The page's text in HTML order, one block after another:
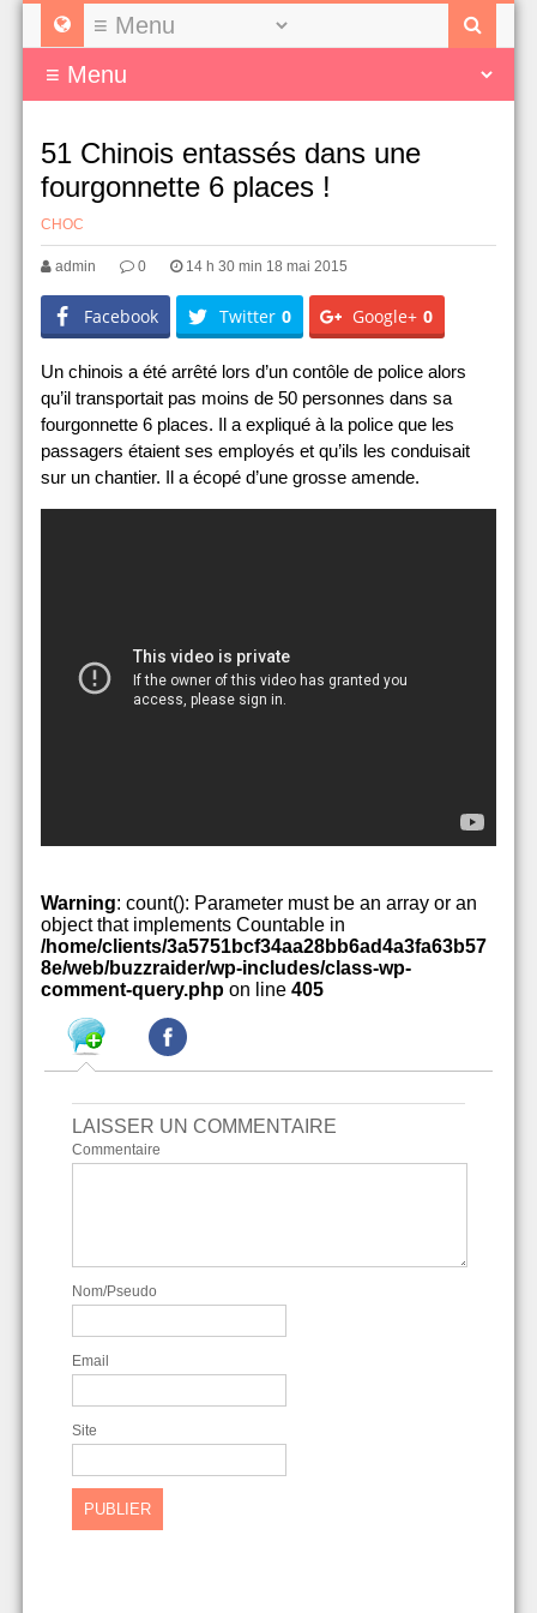
51 Chinois entassés dans une
fourgonnette 6 places !
CHOC
admin 0 14 h 30 min 18 mai 2015
Facebook Twitter 0 Google+ 0
Un chinois a été arrêté lors d’un contôle de police alors
qu’il transportait pas moins de 50 personnes dans sa
fourgonnette 6 places. Il a expliqué à la police que les
passagers étaient ses employés et qu’ils les conduisait
sur un chantier. Il a écopé d’une grosse amende.
Warning: count(): Parameter must be an array or an
object that implements Countable in
/home/clients/3a5751bcf34aa28bb6ad4a3fa63b57
8e/web/buzzraider/wp-includes/class-wp-
comment-query.php on line 405
LAISSER UN COMMENTAIRE
Commentaire
Nom/Pseudo
Email
Site